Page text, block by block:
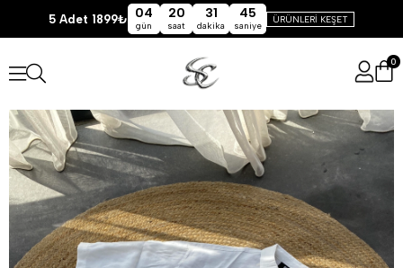
5 Adet 1899₺ 04
gün
20
saat
31
dakika
44
saniye
ÜRÜNLERİ KEŞET
0